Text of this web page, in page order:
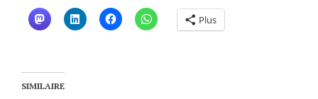
Plus
SIMILAIRE